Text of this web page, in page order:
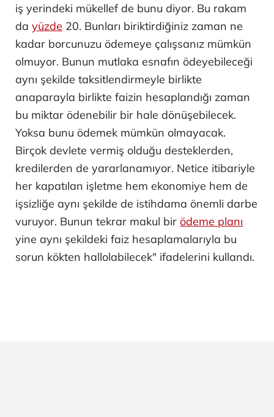
iş yerindeki mükellef de bunu diyor. Bu rakam
da yüzde 20. Bunları biriktirdiğiniz zaman ne
kadar borcunuzu ödemeye çalışsanız mümkün
olmuyor. Bunun mutlaka esnafın ödeyebileceği
aynı şekilde taksitlendirmeyle birlikte
anaparayla birlikte faizin hesaplandığı zaman
bu miktar ödenebilir bir hale dönüşebilecek.
Yoksa bunu ödemek mümkün olmayacak.
Birçok devlete vermiş olduğu desteklerden,
kredilerden de yararlanamıyor. Netice itibariyle
her kapatılan işletme hem ekonomiye hem de
işsizliğe aynı şekilde de istihdama önemli darbe
vuruyor. Bunun tekrar makul bir ödeme planı
yine aynı şekildeki faiz hesaplamalarıyla bu
sorun kökten hallolabilecek" ifadelerini kullandı.